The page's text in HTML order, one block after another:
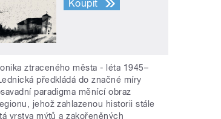
Koupit
ztraceného města - léta 1945–
předkládá do značné míry
paradigma měnící obraz
jehož zahlazenou historii stále
vrstva mýtů a zakořeněných